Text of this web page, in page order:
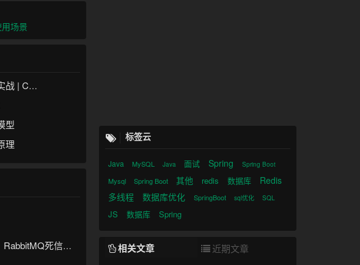
场景
式详解
型
理
【延时任务处理、订单失效】RabbitMQ死信队列实现
标签云
Java MySQL Java 面试 Spring Spring Boot
Mysql Spring Boot 其他 redis 数据库
Redis
多线程
数据库优化 SpringBoot sql优化 SQL
JS 数据库 Spring
相关文章 近期文章